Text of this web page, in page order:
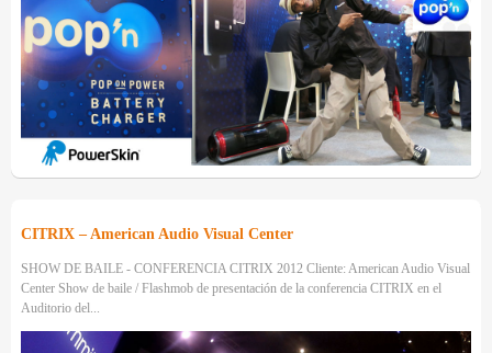
CITRIX – American Audio Visual Center
SHOW DE BAILE - CONFERENCIA CITRIX 2012 Cliente: American Audio Visual
Center Show de baile / Flashmob de presentación de la conferencia CITRIX en el
Auditorio del...